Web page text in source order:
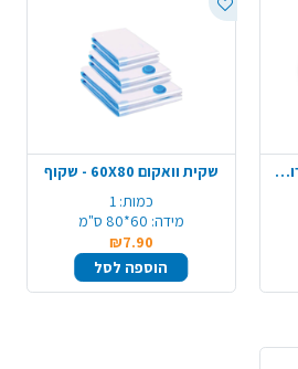
שקיות אשפה 75X90 + שרוך 20 יח' - אפור
שקית וואקום 60X80 - שקוף
כמות: 1
מידה: 60*80 ס"מ
₪7.90
הוספה לסל